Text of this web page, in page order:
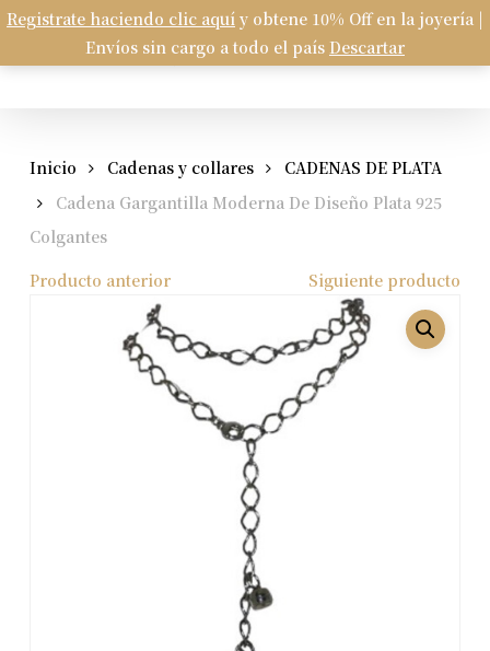
Registrate haciendo clic aquí y obtene 10% Off en la joyería |
Envíos sin cargo a todo el país Descartar
Skip
main
search
Carrito Cart
Inicio Cadenas y collares
CADENAS DE PLATA
Cadena Gargantilla Moderna De Diseño Plata 925
Colgantes
Producto anterior
Siguiente producto